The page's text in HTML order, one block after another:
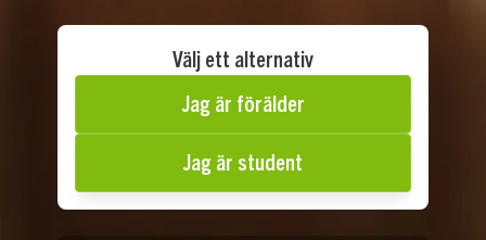
Välj ett alternativ
Jag är förälder
Jag är student